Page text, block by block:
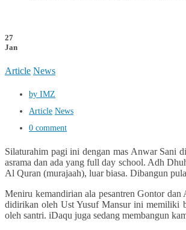
27
Jan
Article News
by IMZ
Article News
0 comment
Silaturahim pagi ini dengan mas Anwar Sani
asrama dan ada yang full day school. Adh
Al Quran (murajaah), luar biasa. Dibangun
Meniru kemandirian ala pesantren Gontor
didirikan oleh Ust Yusuf Mansur ini memiliki
oleh santri. iDaqu juga sedang membangun